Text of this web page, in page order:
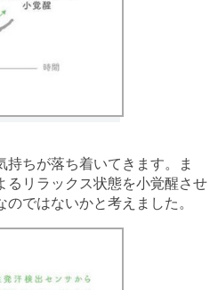
ちが落ち着いてきます。ま
るリラックス状態を小覚醒させ
ではないかと考えました。